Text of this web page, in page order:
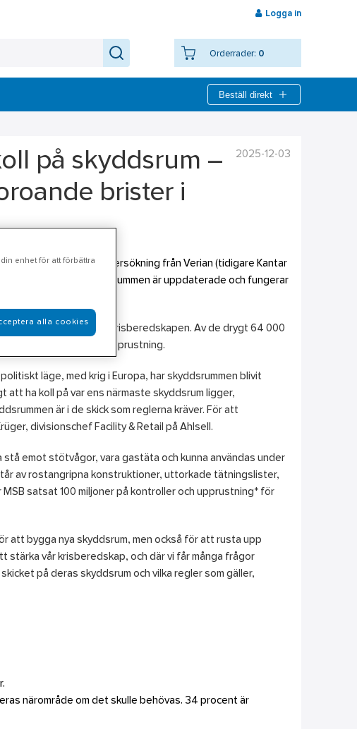
Logga in
Orderrader: 0
Beställ direkt
2025-12-03
på skyddsrum –
brister i
Det visar en ny undersökning från Verian (tidigare Kantar
för att skyddsrummen är uppdaterade och fungerar
blivit en central del av krisberedskapen. Av de drygt 64 000
är i stort behov av upprustning.
läge, med krig i Europa, har skyddsrummen blivit
att ha koll på var ens närmaste skyddsrum ligger,
är i de skick som reglerna kräver. För att
divisionschef Facility & Retail på Ahlsell.
stå emot stötvågor, vara gastäta och kunna användas under
av rostangripna konstruktioner, uttorkade tätningslister,
satsat 100 miljoner på kontroller och upprustning* för
att bygga nya skyddsrum, men också för att rusta upp
vår krisberedskap, och där vi får många frågor
på deras skyddsrum och vilka regler som gäller,
närområde om det skulle behövas. 34 procent är
enhet för att förbättra
alla cookies